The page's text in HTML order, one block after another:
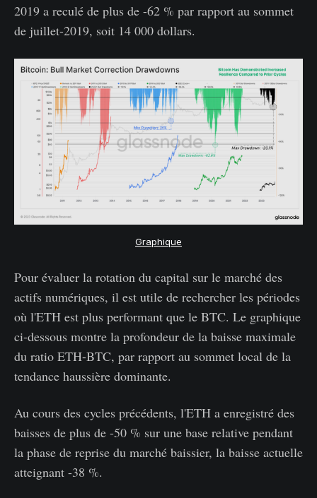
2019 a reculé de plus de -62 % par rapport au sommet
de juillet-2019, soit 14 000 dollars.
Graphique
Pour évaluer la rotation du capital sur le marché des
actifs numériques, il est utile de rechercher les périodes
où l'ETH est plus performant que le BTC. Le graphique
ci-dessous montre la profondeur de la baisse maximale
du ratio ETH-BTC, par rapport au sommet local de la
tendance haussière dominante.
Au cours des cycles précédents, l'ETH a enregistré des
baisses de plus de -50 % sur une base relative pendant
la phase de reprise du marché baissier, la baisse actuelle
atteignant -38 %.